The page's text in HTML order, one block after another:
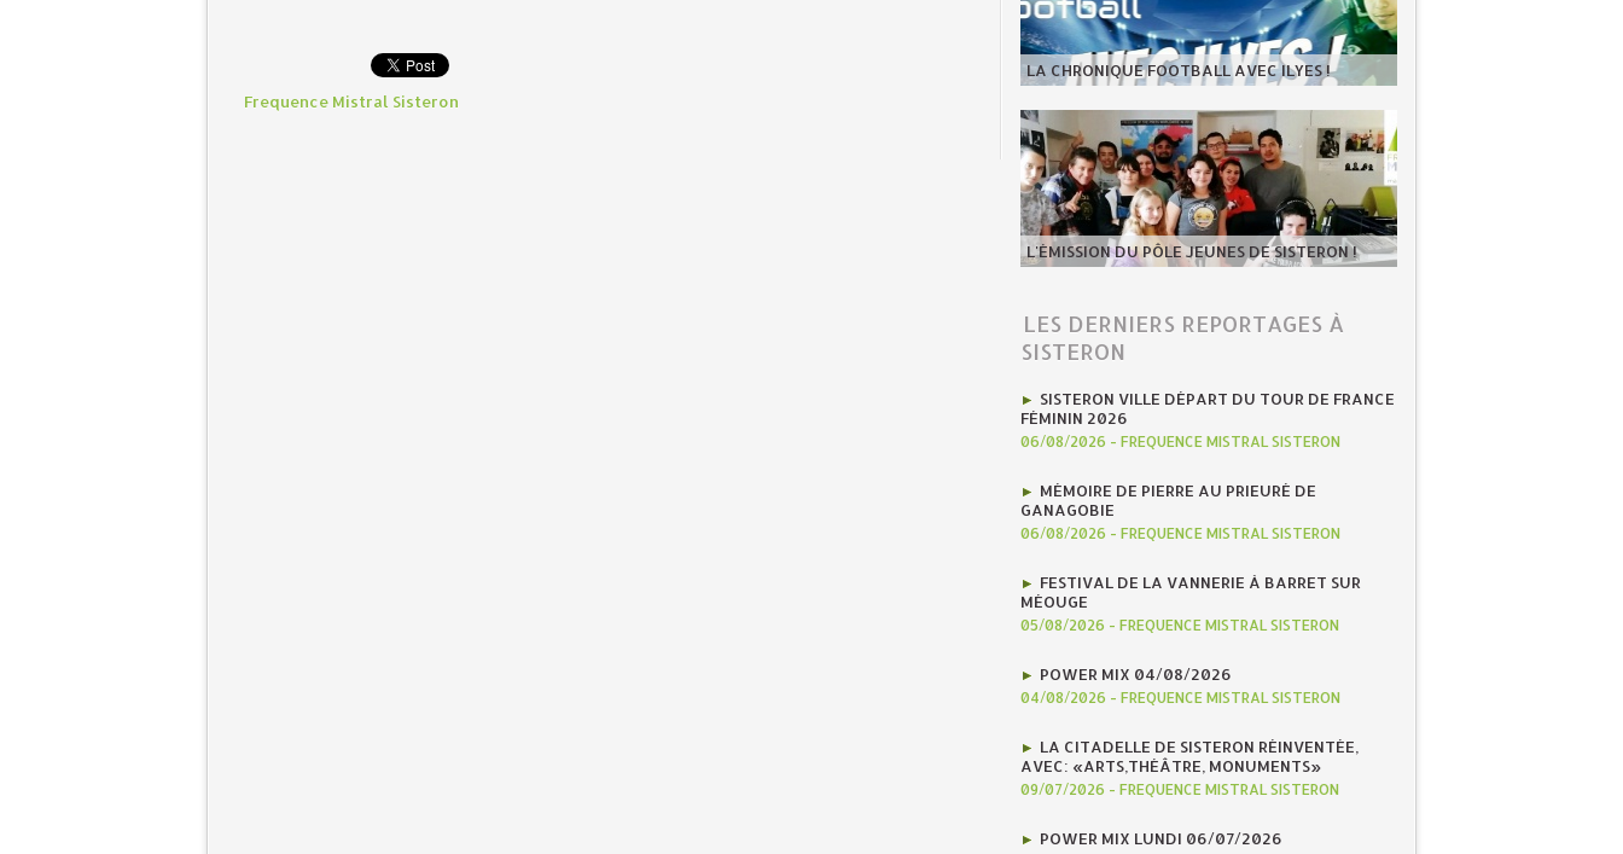
Frequence Mistral Sisteron
LA CHRONIQUE FOOTBALL AVEC ILYES !
L'ÉMISSION DU PÔLE JEUNES DE SISTERON !
LES DERNIERS REPORTAGES À
SISTERON
SISTERON VILLE DÉPART DU TOUR DE FRANCE
FÉMININ 2026
06/08/2026 - FREQUENCE MISTRAL SISTERON
MÉMOIRE DE PIERRE AU PRIEURÉ DE
GANAGOBIE
06/08/2026 - FREQUENCE MISTRAL SISTERON
FESTIVAL DE LA VANNERIE À BARRET SUR
MÉOUGE
05/08/2026 - FREQUENCE MISTRAL SISTERON
POWER MIX 04/08/2026
04/08/2026 - FREQUENCE MISTRAL SISTERON
LA CITADELLE DE SISTERON RÉINVENTÉE,
AVEC: «ARTS,THÉÂTRE, MONUMENTS»
09/07/2026 - FREQUENCE MISTRAL SISTERON
POWER MIX LUNDI 06/07/2026